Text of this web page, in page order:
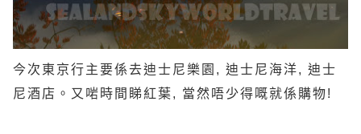
今次東京行主要係去迪士尼樂園, 迪士尼海洋, 迪士
尼酒店。又啱時間睇紅葉, 當然唔少得嘅就係購物!